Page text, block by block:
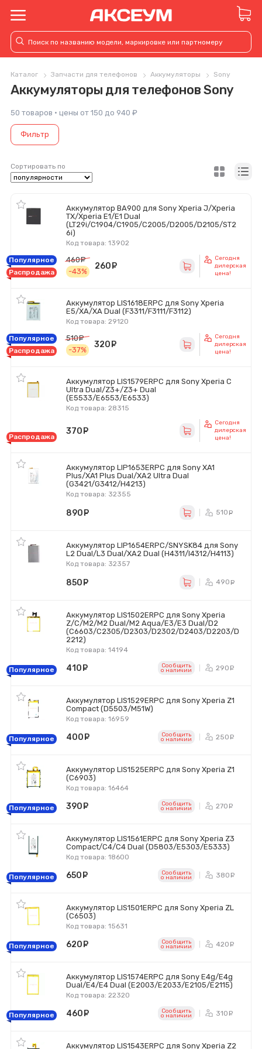
Каталог Запчасти для телефонов Аккумуляторы Sony
Аккумуляторы для телефонов Sony
50 товаров · цены от 150 до 940 ₽
Фильтр
Сортировать по
Аккумулятор BA900 для Sony Xperia J/Xperia
TX/Xperia E1/E1 Dual
(LT29i/C1904/C1905/C2005/D2005/D2105/ST2
6i)
Код товара: 13902
Популярное
Распродажа
460
-43%
260
Сегодня
дилерская
цена!
Аккумулятор LIS1618ERPC для Sony Xperia
E5/XA/XA Dual (F3311/F3111/F3112)
Код товара: 29120
Популярное
Распродажа
510
-37%
320
Сегодня
дилерская
цена!
Аккумулятор LIS1579ERPC для Sony Xperia C
Ultra Dual/Z3+/Z3+ Dual
(E5533/E6553/E6533)
Код товара: 28315
Распродажа
370
Сегодня
дилерская
цена!
Аккумулятор LIP1653ERPC для Sony XA1
Plus/XA1 Plus Dual/XA2 Ultra Dual
(G3421/G3412/H4213)
Код товара: 32355
890 510
Аккумулятор LIP1654ERPC/SNYSK84 для Sony
L2 Dual/L3 Dual/XA2 Dual (H4311/I4312/H4113)
Код товара: 32357
850 490
Аккумулятор LIS1502ERPC для Sony Xperia
Z/C/M2/M2 Dual/M2 Aqua/E3/E3 Dual/D2
(C6603/C2305/D2303/D2302/D2403/D2203/D
2212)
Код товара: 14194
Популярное 410 Сообщить
o наличии 290
Аккумулятор LIS1529ERPC для Sony Xperia Z1
Compact (D5503/M51W)
Код товара: 16959
Популярное 400 Сообщить
o наличии 250
Аккумулятор LIS1525ERPC для Sony Xperia Z1
(C6903)
Код товара: 16464
Популярное 390 Сообщить
o наличии 270
Аккумулятор LIS1561ERPC для Sony Xperia Z3
Compact/C4/C4 Dual (D5803/E5303/E5333)
Код товара: 18600
Популярное 650 Сообщить
o наличии 380
Аккумулятор LIS1501ERPC для Sony Xperia ZL
(C6503)
Код товара: 15631
Популярное 620 Сообщить
o наличии 420
Аккумулятор LIS1574ERPC для Sony E4g/E4g
Dual/E4/E4 Dual (E2003/E2033/E2105/E2115)
Код товара: 22320
Популярное 460 Сообщить
o наличии 310
Аккумулятор LIS1543ERPC для Sony Xperia Z2